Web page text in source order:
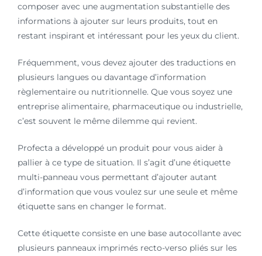
composer avec une augmentation substantielle des
informations à ajouter sur leurs produits, tout en
restant inspirant et intéressant pour les yeux du client.
Fréquemment, vous devez ajouter des traductions en
plusieurs langues ou davantage d’information
règlementaire ou nutritionnelle. Que vous soyez une
entreprise alimentaire, pharmaceutique ou industrielle,
c’est souvent le même dilemme qui revient.
Profecta a développé un produit pour vous aider à
pallier à ce type de situation. Il s’agit d’une étiquette
multi-panneau vous permettant d’ajouter autant
d’information que vous voulez sur une seule et même
étiquette sans en changer le format.
Cette étiquette consiste en une base autocollante avec
plusieurs panneaux imprimés recto-verso pliés sur les